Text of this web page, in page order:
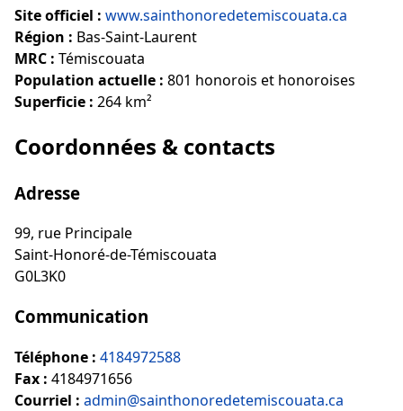
Site officiel : www.sainthonoredetemiscouata.ca
Région : Bas-Saint-Laurent
MRC : Témiscouata
Population actuelle : 801 honorois et honoroises
Superficie : 264 km²
Coordonnées & contacts
Adresse
99, rue Principale
Saint-Honoré-de-Témiscouata
G0L3K0
Communication
Téléphone : 4184972588
Fax : 4184971656
Courriel : admin@sainthonoredetemiscouata.ca